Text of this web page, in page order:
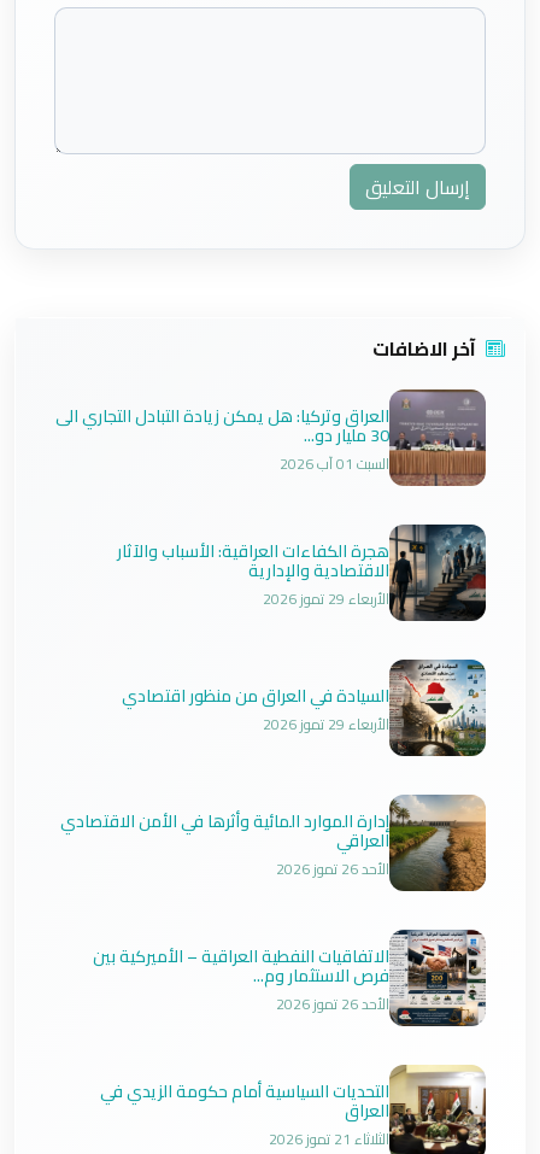
إرسال التعليق
آخر الاضافات
العراق وتركيا: هل يمكن زيادة التبادل التجاري الى
30 مليار دو...
السبت 01 آب 2026
هجرة الكفاءات العراقية: الأسباب والآثار
الاقتصادية والإدارية
الأربعاء 29 تموز 2026
السيادة في العراق من منظور اقتصادي
الأربعاء 29 تموز 2026
إدارة الموارد المائية وأثرها في الأمن الاقتصادي
العراقي
الأحد 26 تموز 2026
الاتفاقيات النفطية العراقية – الأميركية بين
فرص الاستثمار وم...
الأحد 26 تموز 2026
التحديات السياسية أمام حكومة الزيدي في
العراق
الثلاثاء 21 تموز 2026